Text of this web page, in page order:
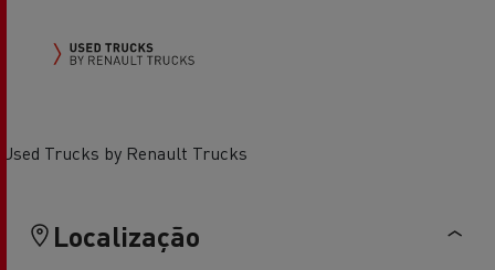
Used Trucks by Renault Trucks
Localização